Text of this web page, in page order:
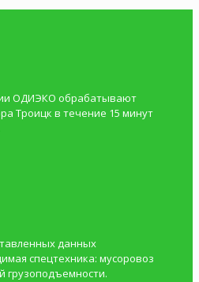
ОДИЭКО обрабатывают
Троицк в течение 15 минут
данных
спецтехника: мусоровоз
грузоподъемности.